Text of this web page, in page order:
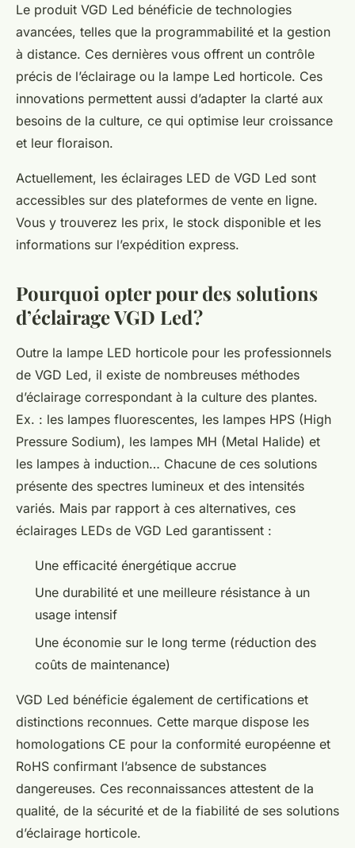
Le produit VGD Led bénéficie de technologies
avancées, telles que la programmabilité et la gestion
à distance. Ces dernières vous offrent un contrôle
précis de l’éclairage ou la lampe Led horticole. Ces
innovations permettent aussi d’adapter la clarté aux
besoins de la culture, ce qui optimise leur croissance
et leur floraison.
Actuellement, les éclairages LED de VGD Led sont
accessibles sur des plateformes de vente en ligne.
Vous y trouverez les prix, le stock disponible et les
informations sur l’expédition express.
Pourquoi opter pour des solutions
d’éclairage VGD Led ?
Outre la lampe LED horticole pour les professionnels
de VGD Led, il existe de nombreuses méthodes
d’éclairage correspondant à la culture des plantes.
Ex. : les lampes fluorescentes, les lampes HPS (High
Pressure Sodium), les lampes MH (Metal Halide) et
les lampes à induction… Chacune de ces solutions
présente des spectres lumineux et des intensités
variés. Mais par rapport à ces alternatives, ces
éclairages LEDs de VGD Led garantissent :
Une efficacité énergétique accrue
Une durabilité et une meilleure résistance à un
usage intensif
Une économie sur le long terme (réduction des
coûts de maintenance)
VGD Led bénéficie également de certifications et
distinctions reconnues. Cette marque dispose les
homologations CE pour la conformité européenne et
RoHS confirmant l’absence de substances
dangereuses. Ces reconnaissances attestent de la
qualité, de la sécurité et de la fiabilité de ses solutions
d’éclairage horticole.